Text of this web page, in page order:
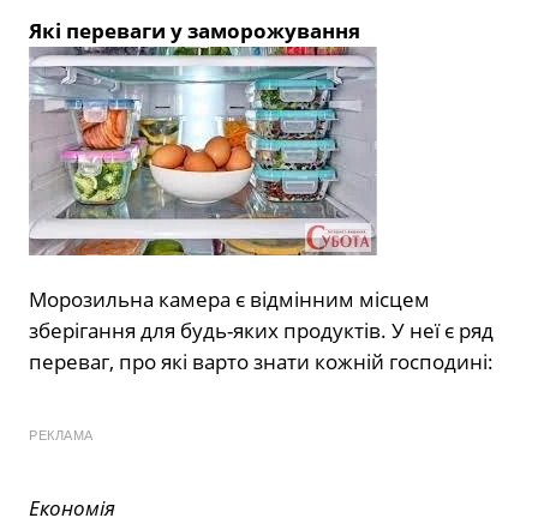
Які переваги у заморожування
Морозильна камера є відмінним місцем
зберігання для будь-яких продуктів. У неї є ряд
переваг, про які варто знати кожній господині:
РЕКЛАМА
Економія